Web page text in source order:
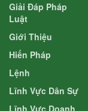
Giải Đáp Pháp
Luật
Giới Thiệu
Hiến Pháp
Lệnh
Lĩnh Vực Dân Sự